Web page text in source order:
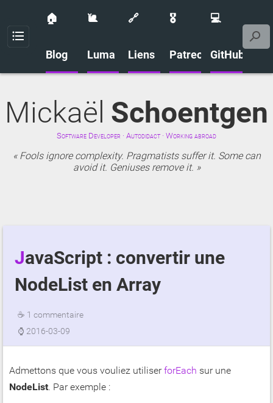
Menu
🏠
Blog
🐌
Luma
🔗
Liens
🎖️
Patreon
💻
GitHub
Mickaël Schoentgen
Software Developer · Autodidact · Working abroad
Fools ignore complexity. Pragmatists suffer it. Some can
avoid it. Geniuses remove it.
JavaScript : convertir une
NodeList en Array
☕ 1 commentaire
⌚ 2016-03-09
Admettons que vous vouliez utiliserforEach sur une
NodeList. Par exemple :